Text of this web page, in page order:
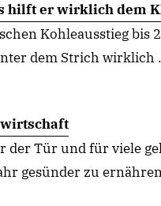
hilft er wirklich dem
Kohleausstieg bis
dem Strich wirklich
der Tür und für viele
gesünder zu